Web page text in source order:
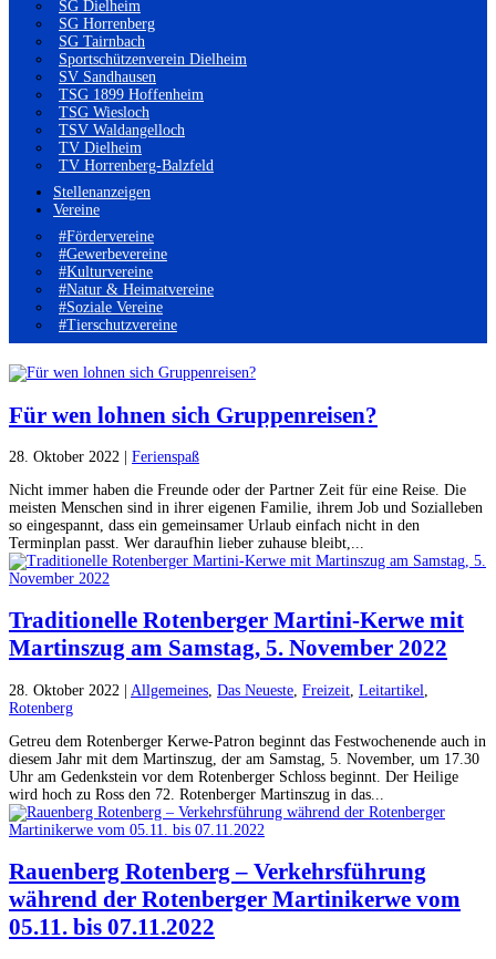
SG Dielheim
SG Horrenberg
SG Tairnbach
Sportschützenverein Dielheim
SV Sandhausen
TSG 1899 Hoffenheim
TSG Wiesloch
TSV Waldangelloch
TV Dielheim
TV Horrenberg-Balzfeld
Stellenanzeigen
Vereine
#Fördervereine
#Gewerbevereine
#Kulturvereine
#Natur & Heimatvereine
#Soziale Vereine
#Tierschutzvereine
Für wen lohnen sich Gruppenreisen?
28. Oktober 2022
Ferienspaß
Nicht immer haben die Freunde oder der Partner Zeit für eine Reise. Die
meisten Menschen sind in ihrer eigenen Familie, ihrem Job und Sozialleben
so eingespannt, dass ein gemeinsamer Urlaub einfach nicht in den
Terminplan passt. Wer daraufhin lieber zuhause bleibt,...
Traditionelle Rotenberger Martini-Kerwe mit
Martinszug am Samstag, 5. November 2022
28. Oktober 2022 Allgemeines Das Neueste Freizeit Leitartikel
Rotenberg
Getreu dem Rotenberger Kerwe-Patron beginnt das Festwochenende auch in
diesem Jahr mit dem Martinszug, der am Samstag, 5. November, um 17.30
Uhr am Gedenkstein vor dem Rotenberger Schloss beginnt. Der Heilige
wird hoch zu Ross den 72. Rotenberger Martinszug in das...
Rauenberg Rotenberg – Verkehrsführung
während der Rotenberger Martinikerwe vom
05.11. bis 07.11.2022